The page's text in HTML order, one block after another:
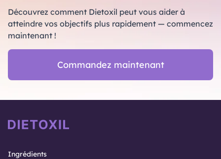
Découvrez comment Dietoxil peut vous aider à
atteindre vos objectifs plus rapidement — commencez
maintenant !
Commandez maintenant
Ingrédients